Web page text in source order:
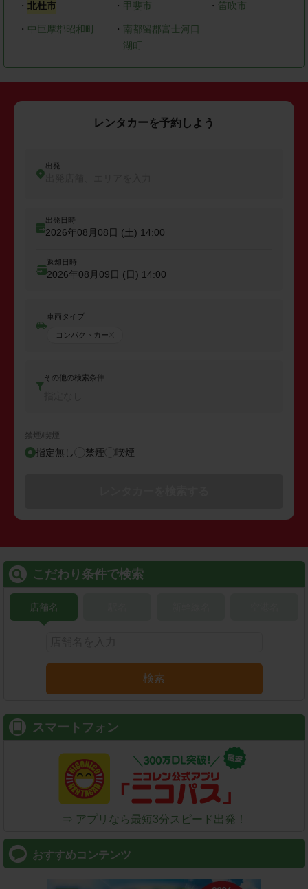
・ 北杜市 ・ 甲斐市 ・ 笛吹市
・ 中巨摩郡昭和町 ・ 南都留郡富士河口
湖町
レンタカーを予約しよう
出発
出発日時
2026年08月08日 (土) 14:00
返却日時
2026年08月09日 (日) 14:00
車両タイプ
コンパクトカー
その他の検索条件
禁煙/喫煙
指定無し 禁煙 喫煙
こだわり条件で検索
店舗名
検索
スマートフォン
⇒ アプリなら最短3分スピード出発！
おすすめコンテンツ